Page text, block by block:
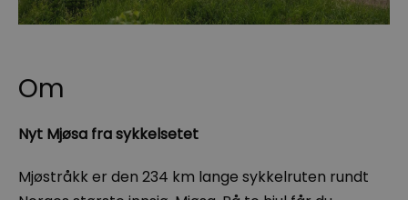
Om
Nyt Mjøsa fra sykkelsetet
Mjøstråkk er den 234 km lange sykkelruten rundt